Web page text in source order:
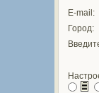
E-mail:
Город: